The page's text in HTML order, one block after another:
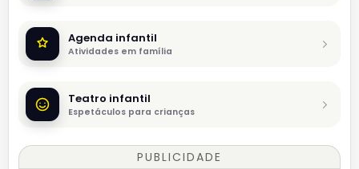
Agenda infantil
Atividades em família
Teatro infantil
Espetáculos para crianças
PUBLICIDADE